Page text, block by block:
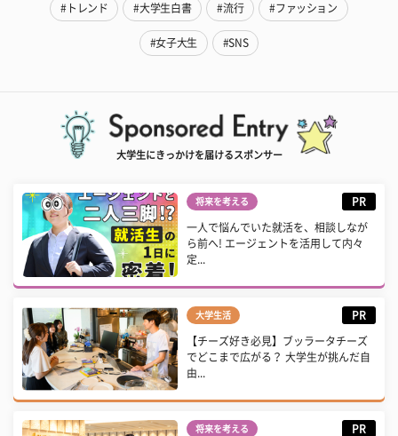
#トレンド #大学生白書 #流行 #ファッション
#女子大生 #SNS
大学生にきっかけを届けるスポンサー
将来を考える PR
一人で悩んでいた就活を、相談しなが
ら前へ! エージェントを活用して内々
定...
大学生活 PR
【チーズ好き必見】ブッラータチーズ
でどこまで広がる？ 大学生が挑んだ自
由...
将来を考える PR